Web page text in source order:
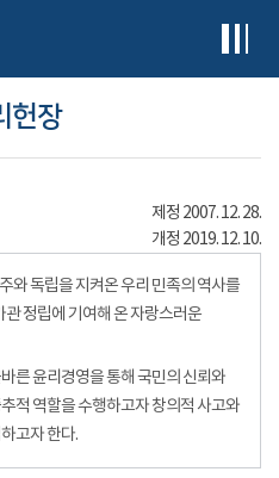
헌장
제정 2007. 12. 28.
개정 2019. 12. 10.
와 독립을 지켜온 우리 민족의 역사를
정립에 기여해 온 자랑스러운
른 윤리경영을 통해 국민의 신뢰와
적 역할을 수행하고자 창의적 사고와
고자 한다.